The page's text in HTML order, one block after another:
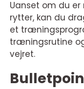
Uanset om du
rytter, kan du
et
træningsrutine
vejret.